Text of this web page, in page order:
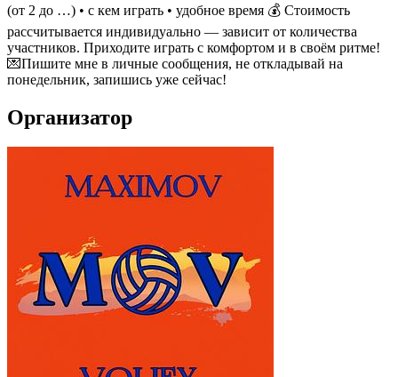
(от 2 до …) • с кем играть • удобное время 💰 Стоимость
рассчитывается индивидуально — зависит от количества
участников. Приходите играть с комфортом и в своём ритме!
💌Пишите мне в личные сообщения, не откладывай на
понедельник, запишись уже сейчас!
Организатор